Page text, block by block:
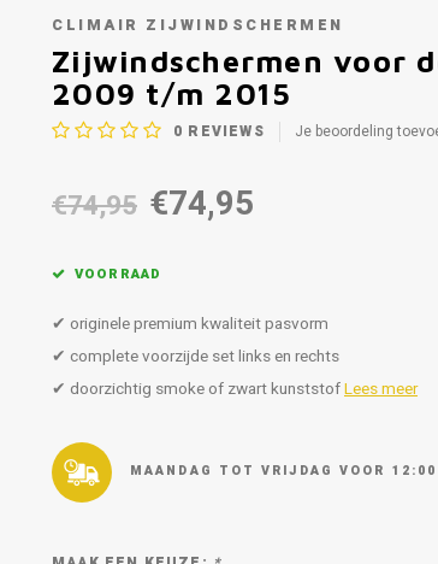
CLIMAIR ZIJWINDSCHERMEN
Zijwindschermen voor
2009 t/m 2015
0 REVIEWS Je beoordeling
€74,95 €74,95
VOORRAAD
✔ originele premium kwaliteit pasvorm
✔ complete voorzijde set links en rechts
✔ doorzichtig smoke of zwart kunststofLees meer
MAANDAG TOT VRIJDAG VOOR